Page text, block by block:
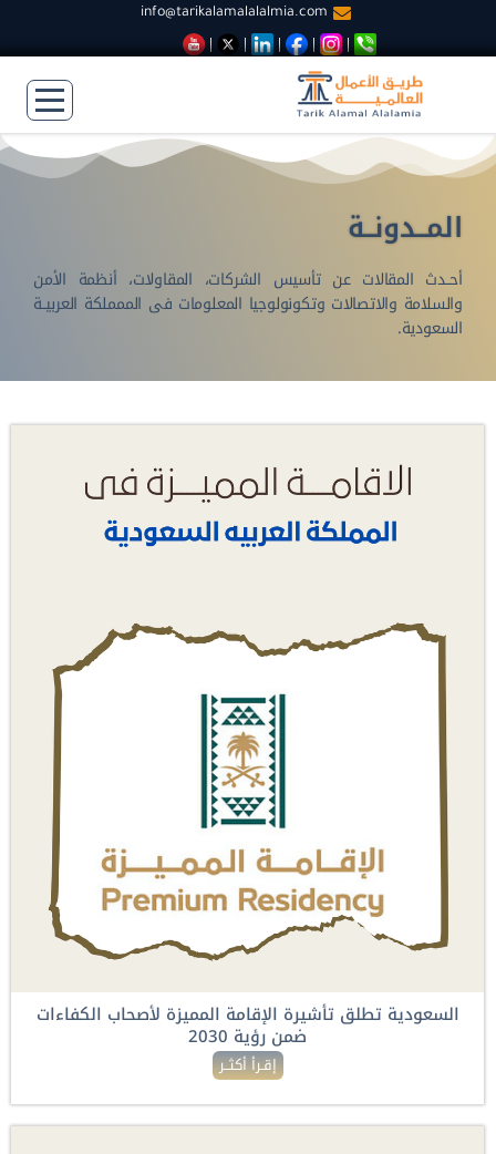
info@tarikalamalalalmia.com
المــدونــة
أحــدث المقالات عن تأسيس الشركات، المقاولات، أنظمة الأمن
والسلامة والاتصالات وتكونولوجيا المعلومات فى الممملكة العربيــة
السعودية.
السعودية تطلق تأشيرة الإقامة المميزة لأصحاب الكفاءات
ضمن رؤية 2030
إقـرأ أكثــر